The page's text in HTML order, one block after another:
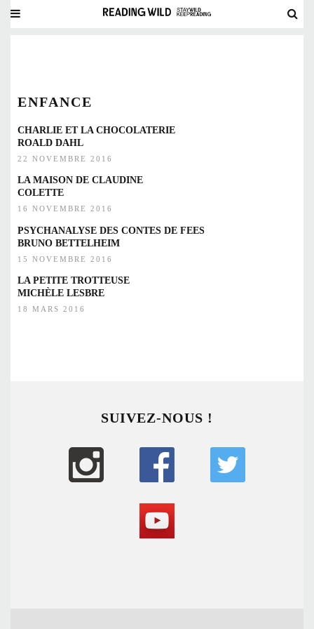
ENFANCE
CHARLIE ET LA CHOCOLATERIE
ROALD DAHL
22 NOVEMBRE 2016
LA MAISON DE CLAUDINE
COLETTE
16 NOVEMBRE 2016
PSYCHANALYSE DES CONTES DE FEES
BRUNO BETTELHEIM
15 NOVEMBRE 2016
LA PETITE TROTTEUSE
MICHÈLE LESBRE
18 MARS 2016
SUIVEZ-NOUS !